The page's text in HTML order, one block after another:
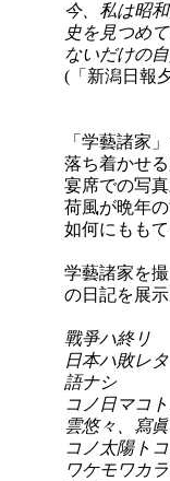
今、私は昭
史を見つめ
ないだけの
(「新潟日報
「学藝諸家
落ち着かせる
宴席での写
荷風が晩年
如何にもも
学藝諸家を
の日記を展示
戰爭ハ終リ
日本ハ敗レ
語ナシ
コノ日マコ
雲悠々、寫
コノ太陽ト
ワケモワカ